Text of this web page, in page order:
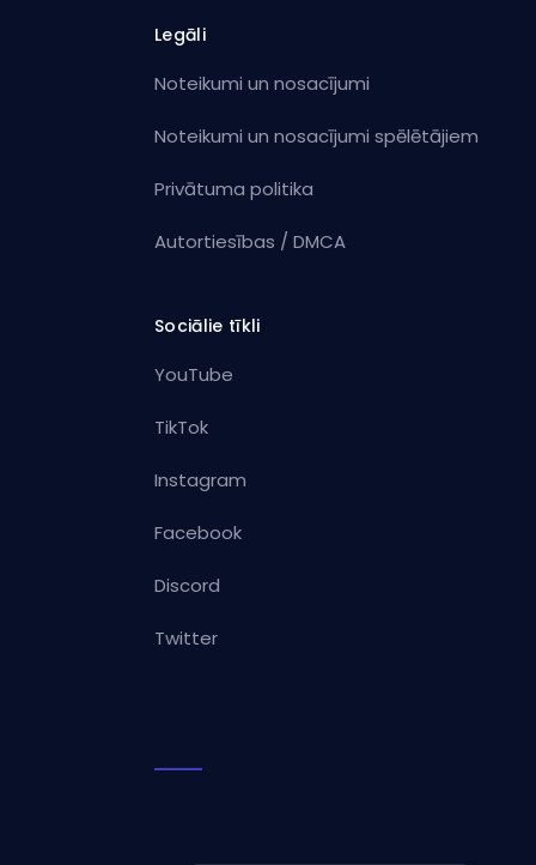
Legāli
Noteikumi un nosacījumi
Noteikumi un nosacījumi spēlētājiem
Privātuma politika
Autortiesības / DMCA
Sociālie tīkli
YouTube
TikTok
Instagram
Facebook
Discord
Twitter